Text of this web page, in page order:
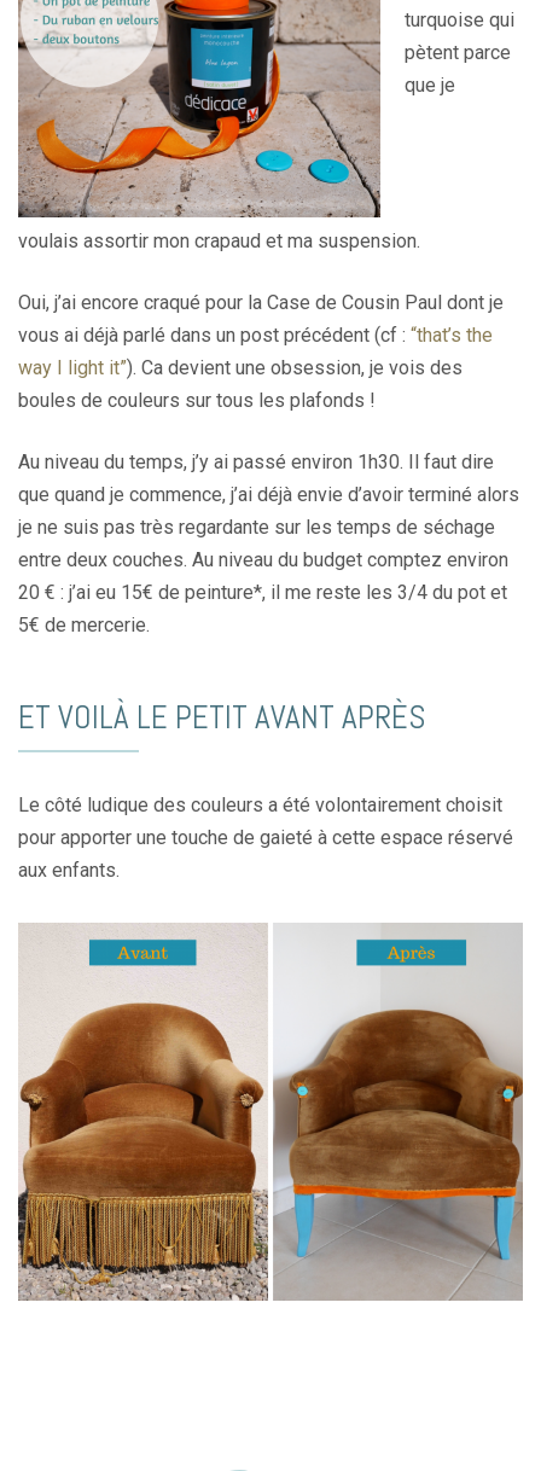
turquoise qui
pètent parce
que je
voulais assortir mon crapaud et ma suspension.
Oui, j’ai encore craqué pour la Case de Cousin Paul dont je
vous ai déjà parlé dans un post précédent (cf : “that’s the
way I light it”). Ca devient une obsession, je vois des
boules de couleurs sur tous les plafonds !
Au niveau du temps, j’y ai passé environ 1h30. Il faut dire
que quand je commence, j’ai déjà envie d’avoir terminé alors
je ne suis pas très regardante sur les temps de séchage
entre deux couches. Au niveau du budget comptez environ
20 € : j’ai eu 15€ de peinture*, il me reste les 3/4 du pot et
5€ de mercerie.
ET VOILÀ LE PETIT AVANT APRÈS
Le côté ludique des couleurs a été volontairement choisit
pour apporter une touche de gaieté à cette espace réservé
aux enfants.